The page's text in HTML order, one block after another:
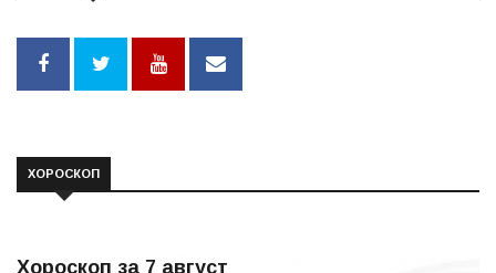
ХОРОСКОП
Хороскоп за 7 август